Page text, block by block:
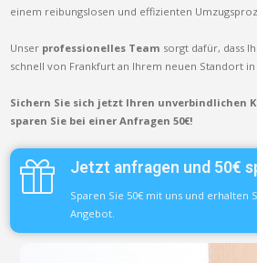
einem reibungslosen und effizienten
Unser professionelles Team sorgt dafür, dass
schnell von Frankfurt an Ihrem neuen Standort
Sichern Sie sich jetzt Ihren unverbindlichen
sparen Sie bei einer Anfragen 50€!
Jetzt anfragen und 50€
Sparen Sie 50€ mit uns und erhalten
Angebot.